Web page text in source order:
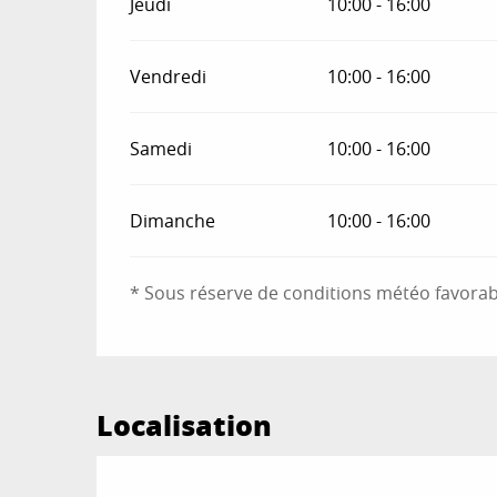
Vendredi 10:00 - 16:00
Samedi 10:00 - 16:00
Dimanche 10:00 - 16:00
* Sous réserve de conditions météo
Localisation